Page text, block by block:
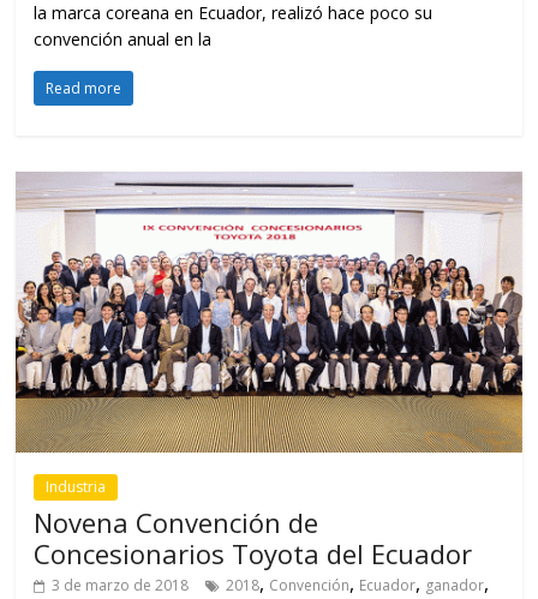
la marca coreana en Ecuador, realizó hace poco su
convención anual en la
Read more
Industria
Novena Convención de
Concesionarios Toyota del Ecuador
3 de marzo de 2018 2018, Convención, Ecuador, ganador,